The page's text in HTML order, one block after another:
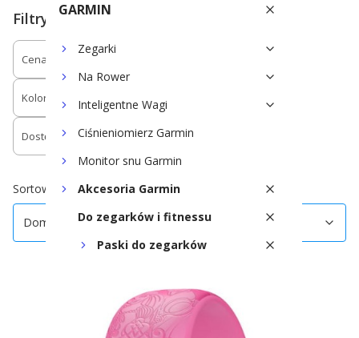
GARMIN
Zegarki
Na Rower
Inteligentne Wagi
Ciśnieniomierz Garmin
Monitor snu Garmin
Akcesoria Garmin
Do zegarków i fitnessu
Paski do zegarków
Paski Forerunner 955/965/970
Paski Forerunner 935/945
Filtry
Cena
Kolor Kompatybilność
Dostępność
Sortowanie: Domyślne
Domyślne